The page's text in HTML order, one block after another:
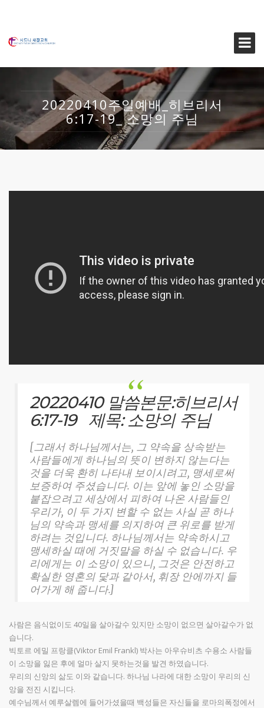
20220410주일예배_히브리서
6:17-19_ 소망의 주님
20220410 말씀본문:히브리서
6:17-19 제목: 소망의 주님
[그래서 하나님께서는, 그 약속을 상속받는
사람들에게 하나님의 뜻이 변하지 않는다는
것을 더욱 환히 나타내 보이시려고, 맹세로써
보증하여 주셨습니다. 이는 앞에 놓인 소망을
붙잡으려고 세상에서 피하여 나온 사람들인
우리가, 이 두 가지 변할 수 없는 사실 곧 하나
님의 약속과 맹세를 의지하여 큰 위로를 받게
하려는 것입니다. 하나님께서는 약속하시고
맹세하실 때에 거짓말을 하실 수 없습니다. 우
리에게는 이 소망이 있으니, 그것은 안전하고
확실한 영혼의 닻과 같아서, 휘장 안에까지 들
어가게 해 줍니다.]
사람은 음식없이도 40일을 살아갈수 있지만 소망이 없으면 살아갈수가 없
습니다.
빅토르 에밀 프랑클(Viktor Emil Frankl) 박사는 아우슈비츠 수용소 사람들
이 소망을 잃은 후에 얼마 살지 못하는것을 발견 하였습니다.
우리의 신앙의 삶도 이와 같습니다. 하나님 나라에 대한 소망이 우리의 신
앙을 전진 시킵니다.
예수님께서 예루살렘에 들어가셨을때 백성들은 자신들을 로마의폭정에서